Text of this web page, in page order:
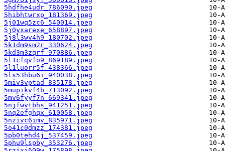
5hdfhe4udr_786090.jpeg
5hibhtwrxp_181369.jpeg
5j01wq5zc6_540014.jpeg
5j0yxarexe_658897.jpeg
5j8l3wv4h9_180702.jpeg
5k1dm9sm2r_330624.jpeg
5kd3m3zqrf_970886.jpeg
5l1cfqvfo9_869189.jpeg
5l1luorr5f_438366.jpeg
5ls53hbu6i_940038.jpeg
5miv3vptad_835178.jpeg
5mupikvf4b_713092.jpeg
5mv6fyyf7n_669341.jpeg
5njfwvtbhs_941251.jpeg
5nq2efghqx_610058.jpeg
5nzivc6imv_835971.jpeg
5o41c0dmzz_174381.jpeg
5pb0tehd4j_537459.jpeg
5phu9lspby_353276.jpeg